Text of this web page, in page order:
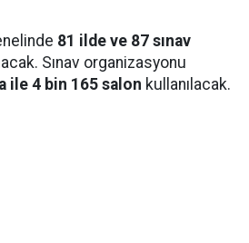
81 ilde ve 87 sınav
Sınav organizasyonu
ile 4 bin 165 salon kullanılacak.